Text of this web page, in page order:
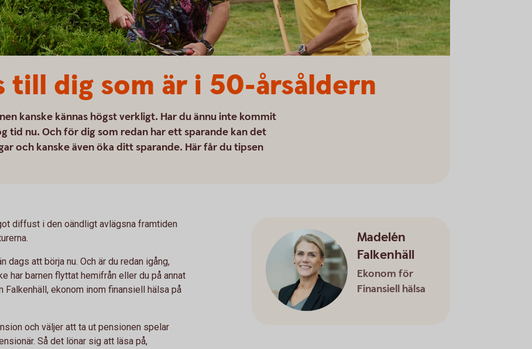
till dig som är i 50-årsåldern
kanske kännas högst verkligt. Har du ännu inte kommit
tid nu. Och för dig som redan har ett sparande kan det
och kanske även öka ditt sparande. Här får du tipsen
diffust i den oändligt avlägsna framtiden
dags att börja nu. Och är du redan igång,
har barnen flyttat hemifrån eller du på annat
ekonom inom finansiell hälsa på
och väljer att ta ut pensionen spelar
Så det lönar sig att läsa på,
Madelén
Falkenhäll
Ekonom för
Finansiell hälsa